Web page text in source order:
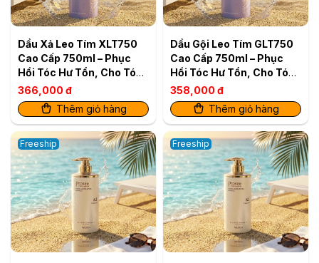
Dầu Xả Leo Tím XLT750
Cao Cấp 750ml – Phục
Hồi Tóc Hư Tổn, Cho Tóc
Mềm Mượt
366,000 đ
Thêm giỏ hàng
Dầu Gội Leo Tím GLT750
Cao Cấp 750ml – Phục
Hồi Tóc Hư Tổn, Cho Tóc
Mềm Mượt
358,000 đ
Thêm giỏ hàng
Freeship Freeship